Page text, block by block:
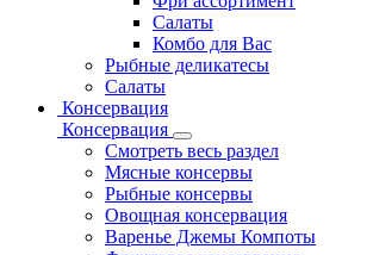
Салаты
Комбо для Вас
Рыбные деликатесы
Салаты
Консервация
Консервация
Смотреть весь раздел
Мясные консервы
Рыбные консервы
Овощная консервация
Варенье Джемы Компоты